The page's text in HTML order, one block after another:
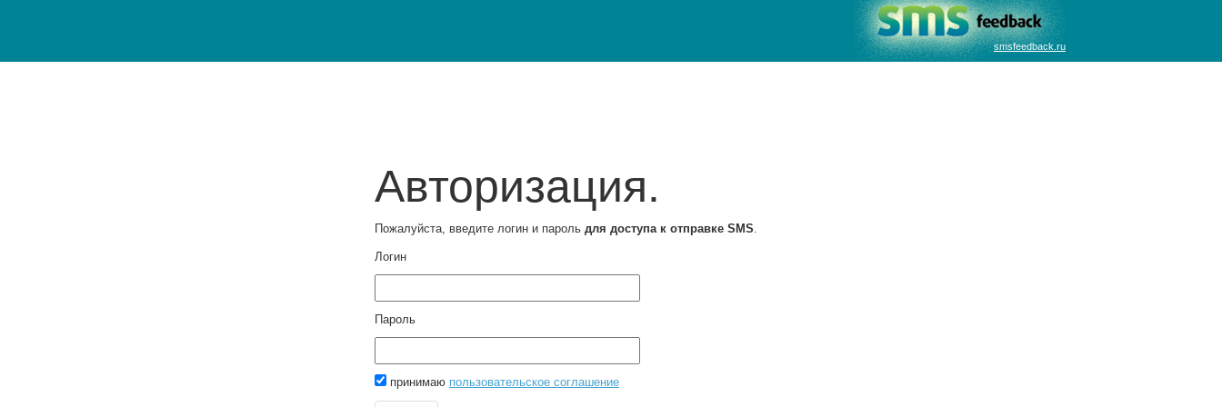
smsfeedback.ru
Авторизация.
Пожалуйста, введите логин и пароль для доступа к отправке SMS.
Логин
Пароль
принимаю пользовательское соглашение